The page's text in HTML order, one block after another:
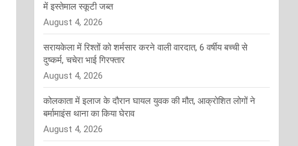
में इस्तेमाल स्कूटी जब्त
August 4, 2026
सरायकेला में रिश्तों को शर्मसार करने वाली वारदात, 6 वर्षीय बच्ची से
दुष्कर्म, चचेरा भाई गिरफ्तार
August 4, 2026
कोलकाता में इलाज के दौरान घायल युवक की मौत, आक्रोशित लोगों ने
बर्मामाइंस थाना का किया घेराव
August 4, 2026